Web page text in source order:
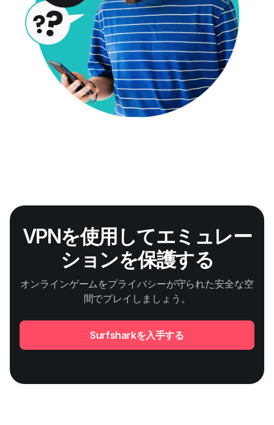
VPNを使用してエミュレー
ションを保護する
オンラインゲームをプライバシーが守られた安全な空
間でプレイしましょう。
Surfsharkを入手する